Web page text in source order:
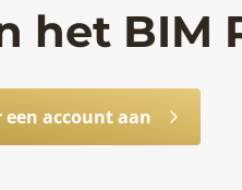
het BIM
een account aan